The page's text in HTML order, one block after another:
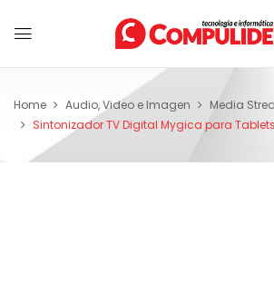
Home Audio, Video e Imagen Media
Sintonizador TV Digital Mygica para Tablets